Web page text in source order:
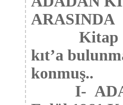
ARASINDA
Kitap
kıt’a
konmuş..
I-